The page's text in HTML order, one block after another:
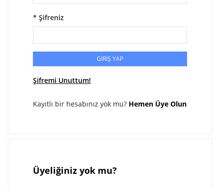
* Şifreniz
GİRİŞ YAP
Şifremi Unuttum!
Kayıtlı bir hesabınız yok mu? Hemen Üye Olun
Üyeliğiniz yok mu?